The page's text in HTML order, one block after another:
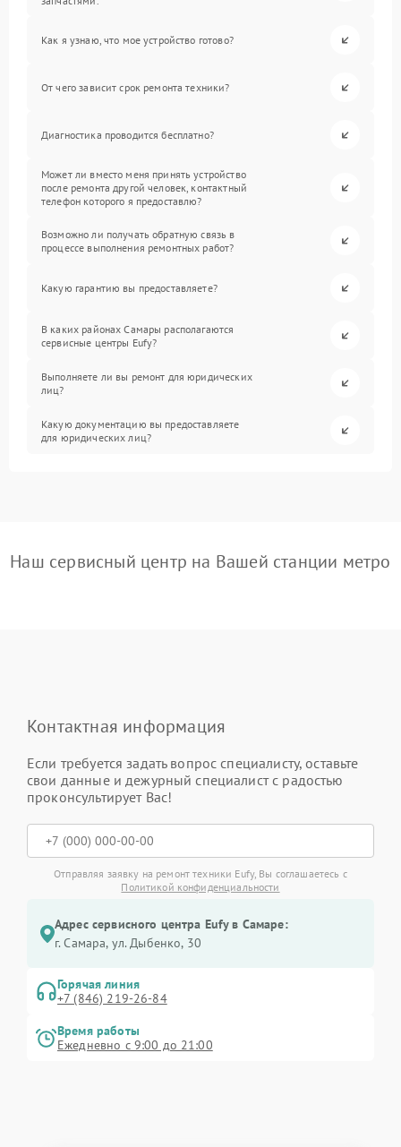
Как я узнаю, что мое устройство готово?
От чего зависит срок ремонта техники?
Диагностика проводится бесплатно?
Может ли вместо меня принять устройство
после ремонта другой человек, контактный
телефон которого я предоставлю?
Возможно ли получать обратную связь в
процессе выполнения ремонтных работ?
Какую гарантию вы предоставляете?
В каких районах Самары располагаются
сервисные центры Eufy?
Выполняете ли вы ремонт для юридических
лиц?
Какую документацию вы предоставляете
для юридических лиц?
Наш сервисный центр на Вашей станции метро
Контактная информация
Если требуется задать вопрос специалисту, оставьте
свои данные и дежурный специалист с радостью
проконсультирует Вас!
Отправляя заявку на ремонт техники Eufy, Вы соглашаетесь с
Политикой конфиденциальности
Адрес сервисного центра Eufy в Самаре:
г. Самара, ул. Дыбенко, 30
Горячая линия
+7 (846) 219-26-84
Время работы
Ежедневно с 9:00 до 21:00